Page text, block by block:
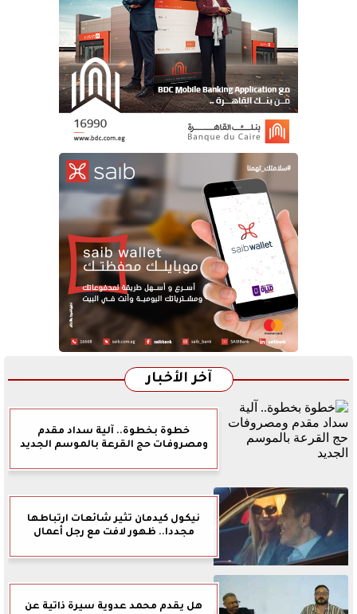
آخر الأخبار
خطوة بخطوة.. آلية سداد مقدم
ومصروفات حج القرعة بالموسم الجديد
نيكول كيدمان تثير شائعات ارتباطها
مجددا.. ظهور لافت مع رجل أعمال
هل يقدم محمد عدوية سيرة ذاتية عن